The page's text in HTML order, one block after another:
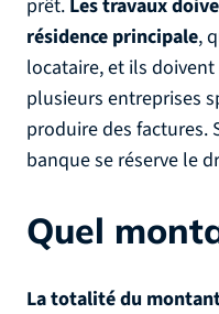
prêt. Les travaux
résidence principale,
locataire, et ils
plusieurs entreprises
produire des factures.
banque se réserve le
Quel
La totalité du